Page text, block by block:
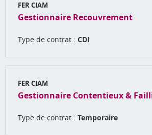
FER CIAM
Gestionnaire Recouvrement
Type de contrat : CDI
FER CIAM
Gestionnaire Contentieux &
Type de contrat : Temporaire